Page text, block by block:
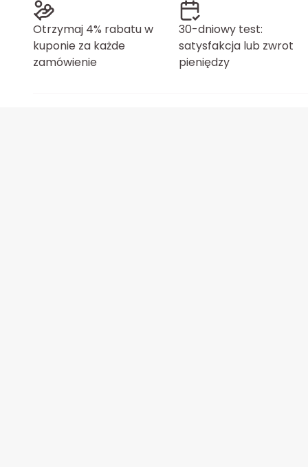
Otrzymaj 4% rabatu w
kuponie za każde
zamówienie
30-dniowy test:
satysfakcja lub zwrot
pieniędzy